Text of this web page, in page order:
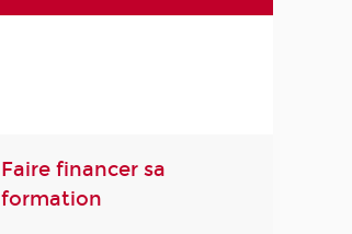
Faire financer sa
formation